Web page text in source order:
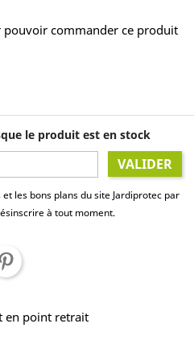
commander ce produit
le produit est en stock
VALIDER
les bons plans du site Jardiprotec par
à tout moment.
en point retrait